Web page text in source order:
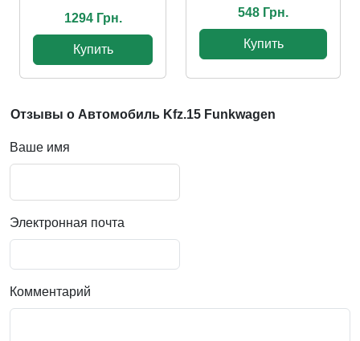
1294 Грн.
Купить
548 Грн.
Купить
Отзывы о Автомобиль Kfz.15 Funkwagen
Ваше имя
Электронная почта
Комментарий